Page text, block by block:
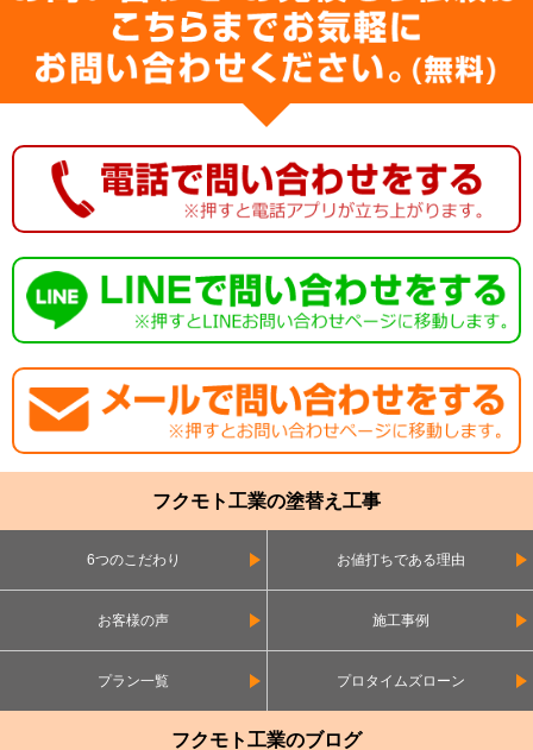
フクモト工業の塗替え工事
6つのこだわり お値打ちである理由
お客様の声 施工事例
プラン一覧 プロタイムズローン
フクモト工業のブログ